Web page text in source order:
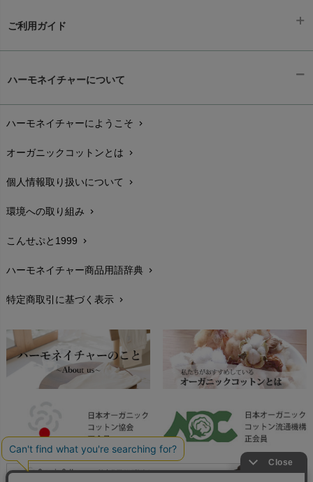
ご利用ガイド
配送と送料chevron_right
在庫状況と発送予定chevron_right
サイズ・寸法chevron_right
生地・素材chevron_right
お手入れについて
レビューを書こうchevron_right
返品交換chevron_right
FAXでのご注文
お問い合わせchevron_right
ハーモネイチャーについて
ハーモネイチャーにようこそ chevron_right
オーガニックコットンとは chevron_right
個人情報取り扱いについて chevron_right
環境への取り組み chevron_right
こんせぷと1999 chevron_right
ハーモネイチャー商品用語辞典 chevron_right
特定商取引に基づく表示 chevron_right